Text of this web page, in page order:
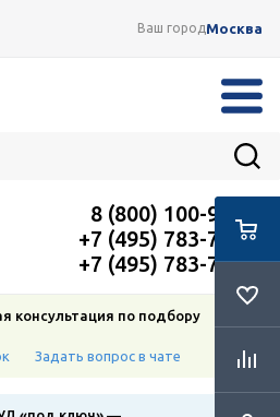
Ваш городМосква
8 (800) 100-91-12
+7 (495) 783-72-87
+7 (495) 783-72-87
консультация по подбору
Задать вопрос в чате